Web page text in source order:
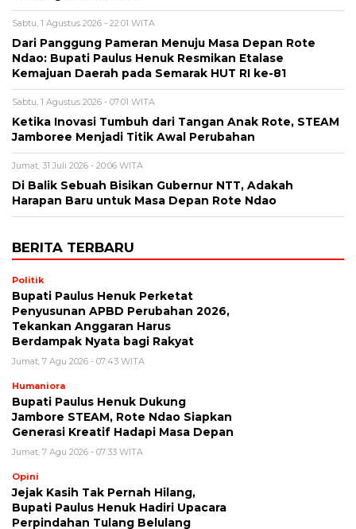
Sabtu, 1 Agustus 2026 - 22:01 WITA
Dari Panggung Pameran Menuju Masa Depan Rote
Ndao: Bupati Paulus Henuk Resmikan Etalase
Kemajuan Daerah pada Semarak HUT RI ke-81
Sabtu, 1 Agustus 2026 - 07:01 WITA
Ketika Inovasi Tumbuh dari Tangan Anak Rote, STEAM
Jamboree Menjadi Titik Awal Perubahan
Jumat, 31 Juli 2026 - 20:06 WITA
Di Balik Sebuah Bisikan Gubernur NTT, Adakah
Harapan Baru untuk Masa Depan Rote Ndao
BERITA TERBARU
Politik
Bupati Paulus Henuk Perketat
Penyusunan APBD Perubahan 2026,
Tekankan Anggaran Harus
Berdampak Nyata bagi Rakyat
Jumat, 7 Agu 2026 - 07:43 WITA
Humaniora
Bupati Paulus Henuk Dukung
Jambore STEAM, Rote Ndao Siapkan
Generasi Kreatif Hadapi Masa Depan
Jumat, 7 Agu 2026 - 07:33 WITA
Opini
Jejak Kasih Tak Pernah Hilang,
Bupati Paulus Henuk Hadiri Upacara
Perpindahan Tulang Belulang